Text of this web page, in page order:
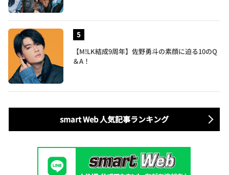
【M!LK結成9周年】佐野勇斗の素顔に迫る10のQ
＆A！
smart Web 人気記事ランキング